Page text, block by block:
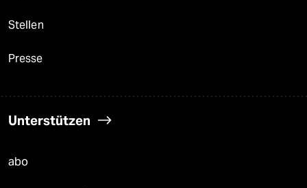
Stellen
Presse
Unterstützen
abo